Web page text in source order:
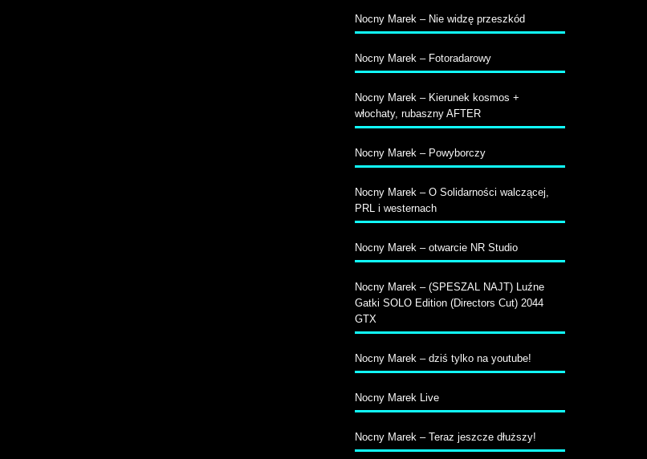
Nocny Marek – Nie widzę przeszkód
Nocny Marek – Fotoradarowy
Nocny Marek – Kierunek kosmos +
włochaty, rubaszny AFTER
Nocny Marek – Powyborczy
Nocny Marek – O Solidarności walczącej,
PRL i westernach
Nocny Marek – otwarcie NR Studio
Nocny Marek – (SPESZAL NAJT) Luźne
Gatki SOLO Edition (Directors Cut) 2044
GTX
Nocny Marek – dziś tylko na youtube!
Nocny Marek Live
Nocny Marek – Teraz jeszcze dłuższy!